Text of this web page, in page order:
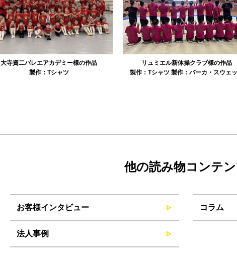
大寺資二バレエアカデミー様の作品
製作： Tシャツ
リュミエル新体操クラブ様の作品
製作： Tシャツ 製作： パーカ・スウェ
他の読み物コンテ
お客様インタビュー コラム
法人事例